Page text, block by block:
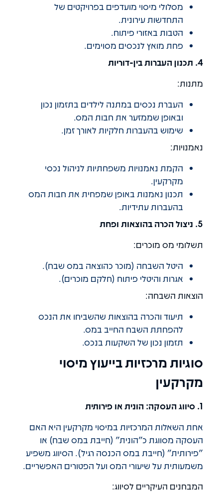
מסלולי מיסוי מועדפים בפרויקטים של
התחדשות עירונית.
הטבות באזורי פיתוח.
פחת מואץ לנכסים מסוימים.
4. תכנון העברות בין-דוריות
מתנות:
העברת נכסים במתנה לילדים בתזמון נכון
ובאופן שממזער את חבות המס.
שימוש בהעברות חלקיות לאורך זמן.
נאמנויות:
הקמת נאמנויות משפחתיות לניהול נכסי
מקרקעין.
תכנון נאמנות באופן שמפחית את חבות המס
בהעברות עתידיות.
5. ניצול הכרה בהוצאות ופחת
תשלומי מס מוכרים:
היטל השבחה (מוכר כהוצאה במס שבח).
אגרות והיטלי פיתוח (חלקם מוכרים).
הוצאות השבחה:
תיעוד והכרה בהוצאות שהשביחו את הנכס
להפחתת השבח החייב במס.
תזמון נכון של השקעות בנכס.
סוגיות מרכזיות בייעוץ מיסוי
מקרקעין
1. סיווג העסקה: הונית או פירותית
אחת השאלות המרכזיות במיסוי מקרקעין היא האם
העסקה מסווגת כ"הונית" (חייבת במס שבח) או
"פירותית" (חייבת במס הכנסה רגיל). הסיווג משפיע
משמעותית על שיעורי המס ועל הפטורים האפשריים.
המבחנים העיקריים לסיווג: